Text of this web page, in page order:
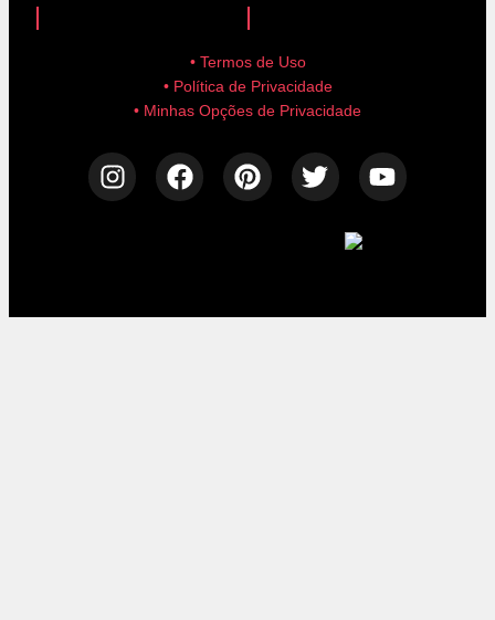
• Termos de Uso
• Política de Privacidade
• Minhas Opções de Privacidade